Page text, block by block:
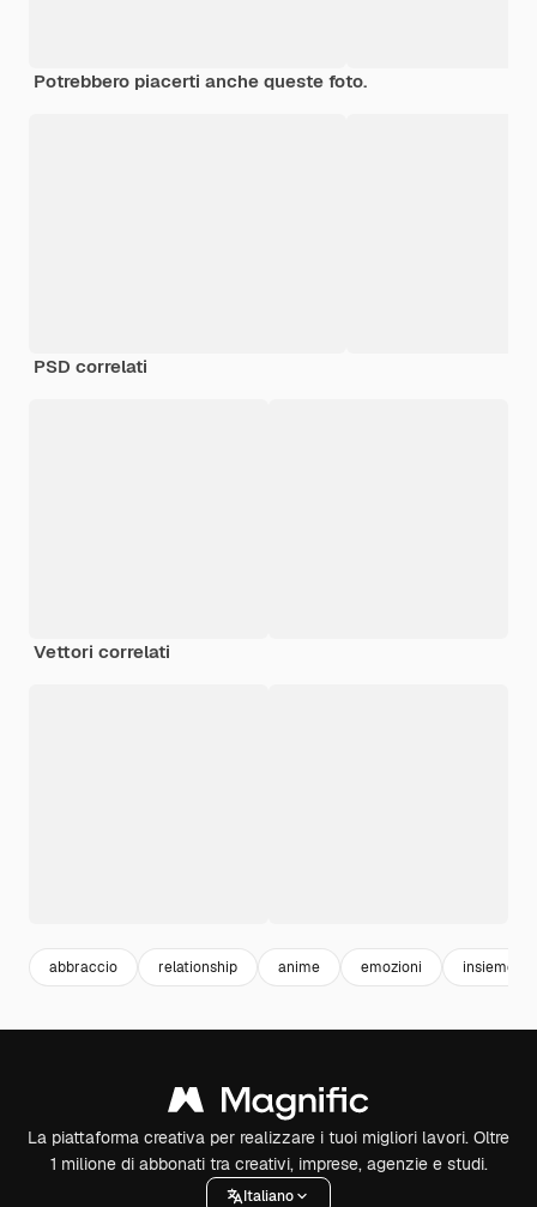
Potrebbero piacerti anche queste foto.
PSD correlati
Vettori correlati
abbraccio relationship anime emozioni insieme
La piattaforma creativa per realizzare i tuoi migliori lavori. Oltre
1 milione di abbonati tra creativi, imprese, agenzie e studi.
Italiano